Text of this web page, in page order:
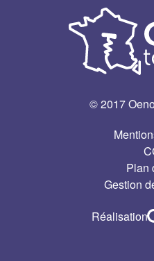
© 2017
Réalisation
Plan
Gestion